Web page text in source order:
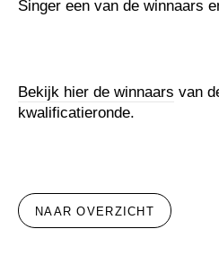
Singer een van de winnaars
Bekijk hier de winnaars van
kwalificatieronde.
NAAR OVERZICHT